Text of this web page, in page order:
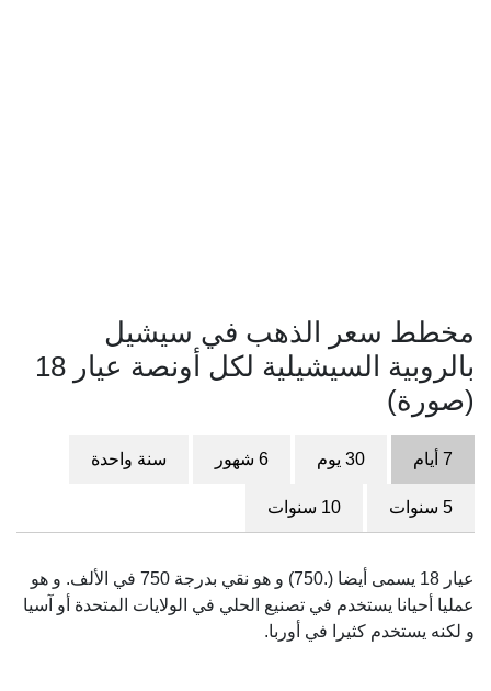
مخطط سعر الذهب في سيشيل
بالروبية السيشيلية لكل أونصة عيار 18
(صورة)
7 أيام 30 يوم 6 شهور سنة واحدة
5 سنوات 10 سنوات
عيار 18 يسمى أيضا (.750) و هو نقي بدرجة 750 في الألف. و هو
عمليا أحيانا يستخدم في تصنيع الحلي في الولايات المتحدة أو آسيا
و لكنه يستخدم كثيرا في أوربا.